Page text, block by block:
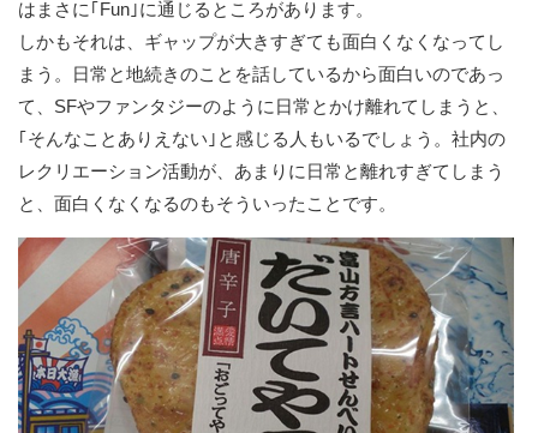
はまさに｢Fun｣に通じるところがあります。
しかもそれは、ギャップが大きすぎても面白くなくなってし
まう。日常と地続きのことを話しているから面白いのであっ
て、SFやファンタジーのように日常とかけ離れてしまうと、
｢そんなことありえない｣と感じる人もいるでしょう。社内の
レクリエーション活動が、あまりに日常と離れすぎてしまう
と、面白くなくなるのもそういったことです。